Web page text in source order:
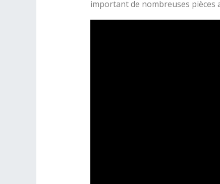
important de nombreuses pièces